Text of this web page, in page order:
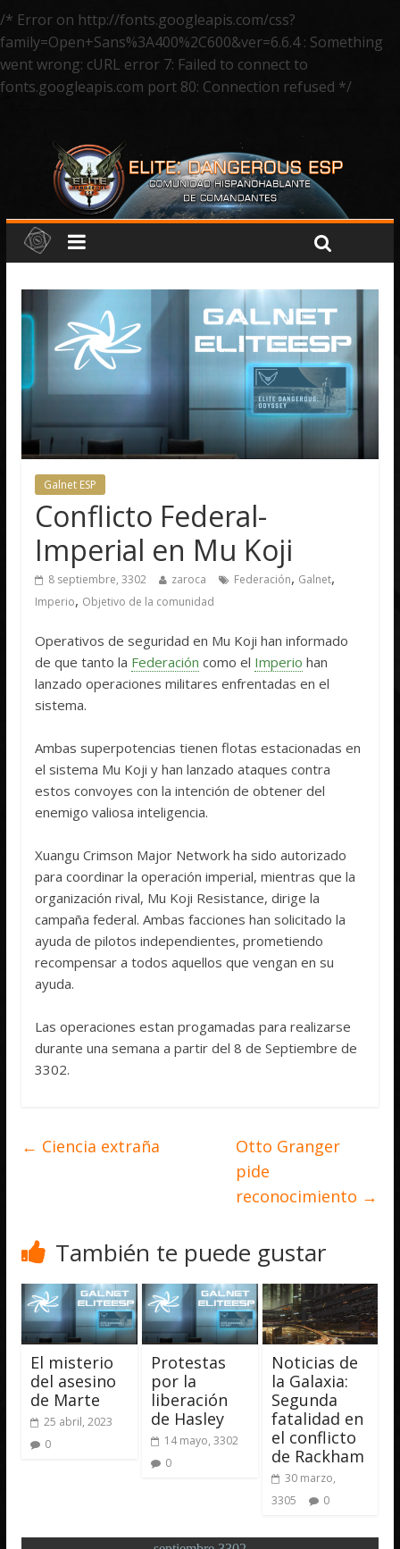
/* Error on http://fonts.googleapis.com/css?
family=Open+Sans%3A400%2C600&ver=6.6.4 : Something
went wrong: cURL error 7: Failed to connect to
fonts.googleapis.com port 80: Connection refused */
Galnet ESP
Conflicto Federal-
Imperial en Mu Koji
8 septiembre, 3302 zaroca Federación, Galnet,
Imperio, Objetivo de la comunidad
Operativos de seguridad en Mu Koji han informado
de que tanto la Federación como el Imperio han
lanzado operaciones militares enfrentadas en el
sistema.
Ambas superpotencias tienen flotas estacionadas en
el sistema Mu Koji y han lanzado ataques contra
estos convoyes con la intención de obtener del
enemigo valiosa inteligencia.
Xuangu Crimson Major Network ha sido autorizado
para coordinar la operación imperial, mientras que la
organización rival, Mu Koji Resistance, dirige la
campaña federal. Ambas facciones han solicitado la
ayuda de pilotos independientes, prometiendo
recompensar a todos aquellos que vengan en su
ayuda.
Las operaciones estan progamadas para realizarse
durante una semana a partir del 8 de Septiembre de
3302.
← Ciencia extraña
Otto Granger
pide
reconocimiento →
También te puede gustar
El misterio
del asesino
de Marte
25 abril, 2023
0
Protestas
por la
liberación
de Hasley
14 mayo, 3302
0
Noticias de
la Galaxia:
Segunda
fatalidad en
el conflicto
de Rackham
30 marzo,
3305
0